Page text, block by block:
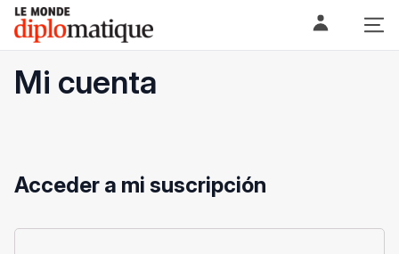
Skip
content
Le monde diplomatique
Mi cuenta
Acceder a mi suscripción